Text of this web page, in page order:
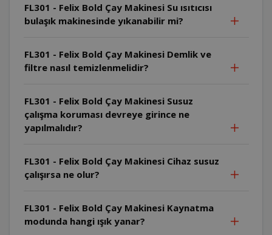
FL301 - Felix Bold Çay Makinesi Su ısıtıcısı
bulaşık makinesinde yıkanabilir mi?
FL301 - Felix Bold Çay Makinesi Demlik ve
filtre nasıl temizlenmelidir?
FL301 - Felix Bold Çay Makinesi Susuz
çalışma koruması devreye girince ne
yapılmalıdır?
FL301 - Felix Bold Çay Makinesi Cihaz susuz
çalışırsa ne olur?
FL301 - Felix Bold Çay Makinesi Kaynatma
modunda hangi ışık yanar?